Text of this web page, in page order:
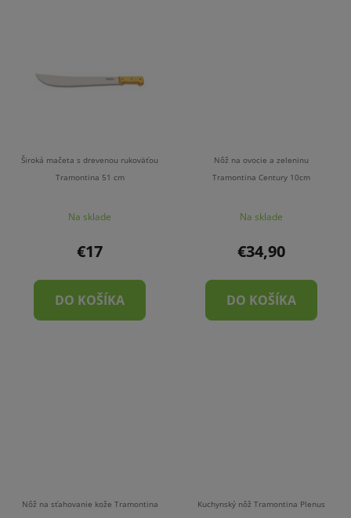
Široká mačeta s drevenou rukoväťou
Tramontina 51 cm
Na sklade
€17
DO KOŠÍKA
Nôž na ovocie a zeleninu
Tramontina Century 10cm
Na sklade
€34,90
DO KOŠÍKA
Nôž na sťahovanie kože Tramontina
Kuchynský nôž Tramontina Plenus